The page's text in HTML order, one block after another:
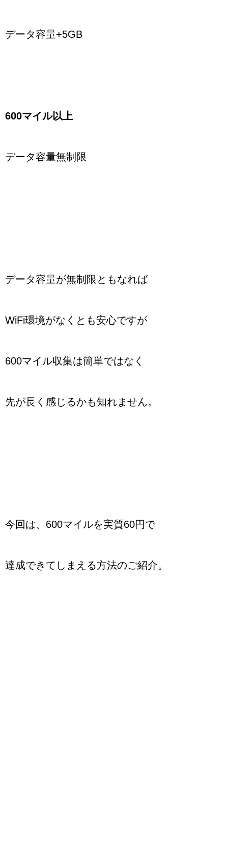
データ容量+5GB
600マイル以上
データ容量無制限
データ容量が無制限ともなれば
WiFi環境がなくとも安心ですが
600マイル収集は簡単ではなく
先が長く感じるかも知れません。
今回は、600マイルを実質60円で
達成できてしまえる方法のご紹介。